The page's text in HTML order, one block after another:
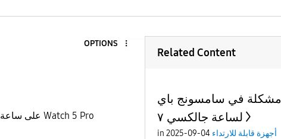
OPTIONS
هل بالامكان تحميل سامسونج wallet على ساعة سامسونج Watch 5 Pro
Related Content
مشكلة في سامسونج باي
لساعة جالكسي ٧
in أجهزة قابلة للارتداء 04-09-2025